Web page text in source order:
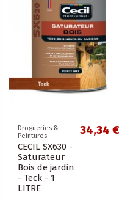
Drogueries &
Peintures
CECIL SX630 -
Saturateur
Bois de jardin
- Teck - 1
LITRE
34,34 €